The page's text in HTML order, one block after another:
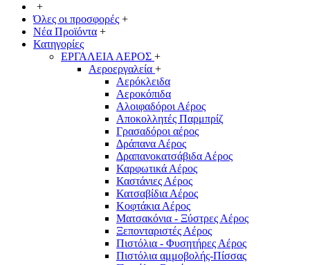
+
Όλες οι προσφορές +
Νέα Προϊόντα +
Κατηγορίες
ΕΡΓΑΛΕΙΑ ΑΕΡΟΣ +
Αεροεργαλεία +
Αερόκλειδα
Αεροκόπιδα
Αλοιφαδόροι Αέρος
Αποκολλητές Παρμπρίζ
Γρασαδόροι αέρος
Δράπανα Αέρος
Δραπανοκατσάβιδα Αέρος
Καρφωτικά Αέρος
Καστάνιες Αέρος
Κατσαβίδια Αέρος
Κοφτάκια Αέρος
Ματσακόνια - Ξύστρες Αέρος
Ξεπονταριστές Αέρος
Πιστόλια - Φυσητήρες Αέρος
Πιστόλια αμμοβολής-Πίσσας